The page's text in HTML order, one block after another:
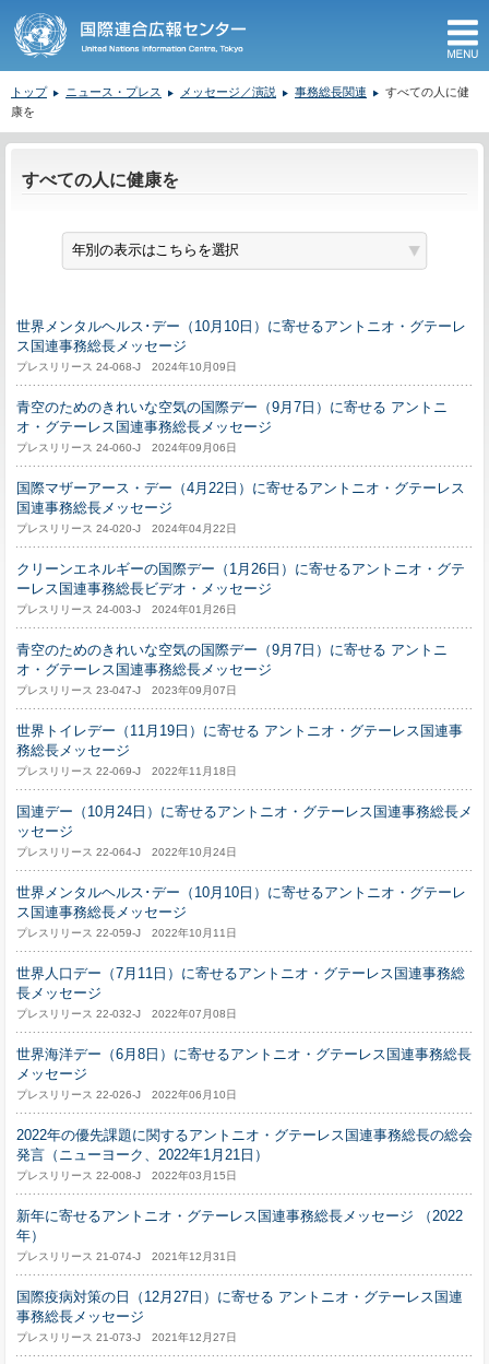
トップ ニュース・プレス メッセージ／演説 事務総長関連
すべての人に健
康を
すべての人に健康を
世界メンタルヘルス･デー（10月10日）に寄せるアントニオ・グテーレ
ス国連事務総長メッセージ
プレスリリース 24-068-J 2024年10月09日
青空のためのきれいな空気の国際デー（9月7日）に寄せる アントニ
オ・グテーレス国連事務総長メッセージ
プレスリリース 24-060-J 2024年09月06日
国際マザーアース・デー（4月22日）に寄せるアントニオ・グテーレス
国連事務総長メッセージ
プレスリリース 24-020-J 2024年04月22日
クリーンエネルギーの国際デー（1月26日）に寄せるアントニオ・グテ
ーレス国連事務総長ビデオ・メッセージ
プレスリリース 24-003-J 2024年01月26日
青空のためのきれいな空気の国際デー（9月7日）に寄せる アントニ
オ・グテーレス国連事務総長メッセージ
プレスリリース 23-047-J 2023年09月07日
世界トイレデー（11月19日）に寄せる アントニオ・グテーレス国連事
務総長メッセージ
プレスリリース 22-069-J 2022年11月18日
国連デー（10月24日）に寄せるアントニオ・グテーレス国連事務総長メ
ッセージ
プレスリリース 22-064-J 2022年10月24日
世界メンタルヘルス･デー（10月10日）に寄せるアントニオ・グテーレ
ス国連事務総長メッセージ
プレスリリース 22-059-J 2022年10月11日
世界人口デー（7月11日）に寄せるアントニオ・グテーレス国連事務総
長メッセージ
プレスリリース 22-032-J 2022年07月08日
世界海洋デー（6月8日）に寄せるアントニオ・グテーレス国連事務総長
メッセージ
プレスリリース 22-026-J 2022年06月10日
2022年の優先課題に関するアントニオ・グテーレス国連事務総長の総会
発言（ニューヨーク、2022年1月21日）
プレスリリース 22-008-J 2022年03月15日
新年に寄せるアントニオ・グテーレス国連事務総長メッセージ （2022
年）
プレスリリース 21-074-J 2021年12月31日
国際疫病対策の日（12月27日）に寄せる アントニオ・グテーレス国連
事務総長メッセージ
プレスリリース 21-073-J 2021年12月27日